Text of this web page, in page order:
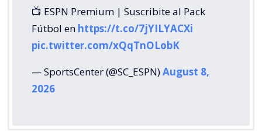
📺 ESPN Premium | Suscribite al Pack
Fútbol en https://t.co/7jYILYACXi
pic.twitter.com/xQqTnOLobK
— SportsCenter (@SC_ESPN)August 8,
2026